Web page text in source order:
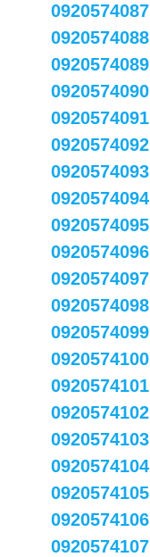
0920574087
0920574088
0920574089
0920574090
0920574091
0920574092
0920574093
0920574094
0920574095
0920574096
0920574097
0920574098
0920574099
0920574100
0920574101
0920574102
0920574103
0920574104
0920574105
0920574106
0920574107